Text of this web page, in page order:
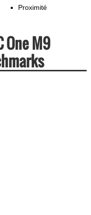
Proximité
One M9